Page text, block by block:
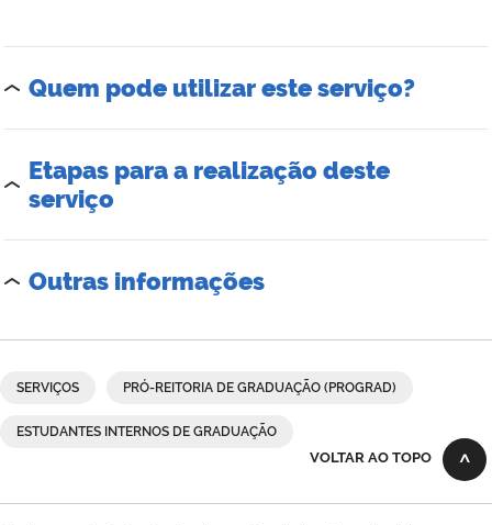
Quem pode utilizar este serviço?
Etapas para a realização deste
serviço
Outras informações
SERVIÇOS PRÓ-REITORIA DE GRADUAÇÃO (PROGRAD)
ESTUDANTES INTERNOS DE GRADUAÇÃO
VOLTAR AO TOPO